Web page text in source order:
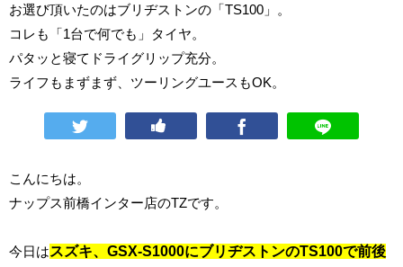
お選び頂いたのはブリヂストンの「TS100」。
コレも「1台で何でも」タイヤ。
パタッと寝てドライグリップ充分。
ライフもまずまず、ツーリングユースもOK。
こんにちは。
ナップス前橋インター店のTZです。
今日はスズキ、GSX-S1000にブリヂストンのTS100で前後